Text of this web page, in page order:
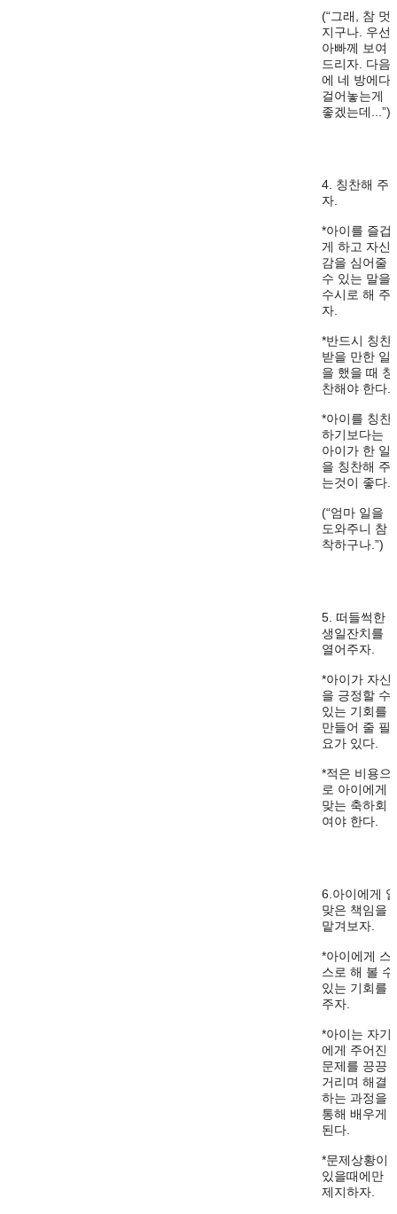
(“그래, 참 멋
지구나. 우선
아빠께 보여
드리자. 다음
에 네 방에다
걸어놓는게
좋겠는데...”)
4. 칭찬해 주
자.
*아이를 즐겁
게 하고 자신
감을 심어줄
수 있는 말을
수시로 해 주
자.
*반드시 칭찬
받을 만한 일
을 했을 때 칭
찬해야 한다.
*아이를 칭찬
하기보다는
아이가 한 일
을 칭찬해 주
는것이 좋다.
(“엄마 일을
도와주니 참
착하구나.”)
5. 떠들썩한
생일잔치를
열어주자.
*아이가 자신
을 긍정할 수
있는 기회를
만들어 줄 필
요가 있다.
*적은 비용으
로 아이에게
맞는 축하회
여야 한다.
6.아이에게 알
맞은 책임을
맡겨보자.
*아이에게 스
스로 해 볼 수
있는 기회를
주자.
*아이는 자기
에게 주어진
문제를 끙끙
거리며 해결
하는 과정을
통해 배우게
된다.
*문제상황이
있을때에만
제지하자.